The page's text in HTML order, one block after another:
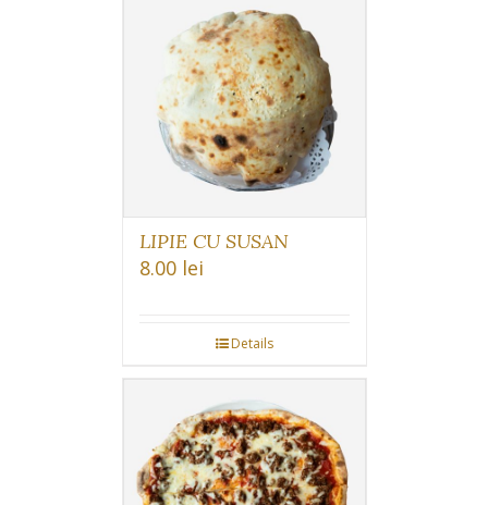
LIPIE CU SUSAN
8.00 lei
Details